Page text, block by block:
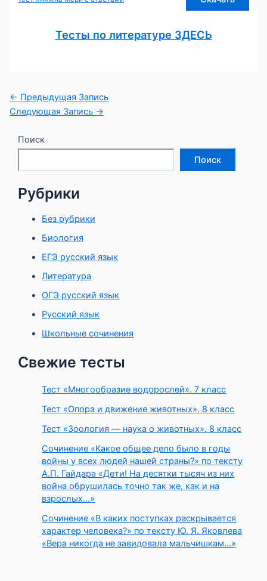
Тесты по литературе ЗДЕСЬ
Навигация
по
← Предыдущая Запись
Следующая Запись →
Поиск
Поиск
Рубрики
Без рубрики
Биология
ЕГЭ русский язык
Литература
ОГЭ русский язык
Русский язык
Школьные сочинения
Свежие тесты
Тест «Многообразие водорослей». 7 класс
Тест «Опора и движение животных». 8 класс
Тест «Зоология — наука о животных». 8 класс
Сочинение «Какое общее дело было в годы
войны у всех людей нашей страны?» по тексту
А.П. Гайдара «Дети! На десятки тысяч из них
война обрушилась точно так же, как и на
взрослых…»
Сочинение «В каких поступках раскрывается
характер человека?» по тексту Ю. Я. Яковлева
«Вера никогда не завидовала мальчишкам…»